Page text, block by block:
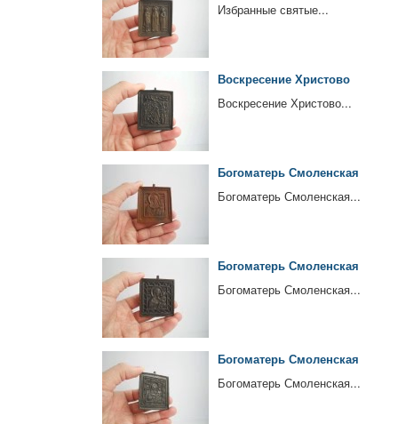
Избранные святые...
Воскресение Христово
Воскресение Христово...
Богоматерь Смоленская
Богоматерь Смоленская...
Богоматерь Смоленская
Богоматерь Смоленская...
Богоматерь Смоленская
Богоматерь Смоленская...